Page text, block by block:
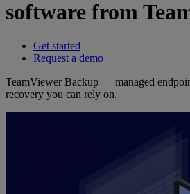
software from
Get started
Request a demo
TeamViewer Backup — managed
recovery you can rely on.